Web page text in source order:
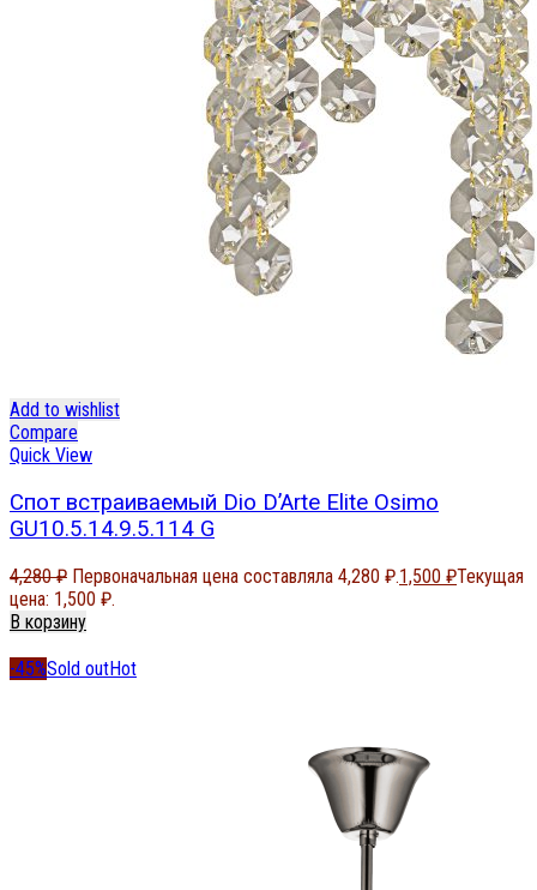
Add to wishlist
Compare
Quick View
Спот встраиваемый Dio D’Arte Elite Osimo
GU10.5.14.9.5.114 G
4,280₽ Первоначальная цена составляла 4,280 ₽.1,500 ₽Текущая
цена: 1,500 ₽.
В корзину
-45%Sold outHot